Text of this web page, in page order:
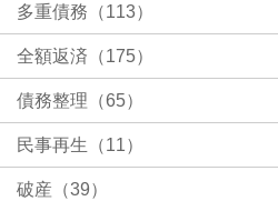
多重債務（113）
全額返済（175）
債務整理（65）
民事再生（11）
破産（39）